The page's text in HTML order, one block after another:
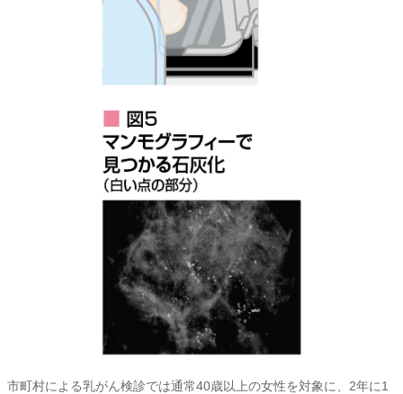
市町村による乳がん検診では通常40歳以上の女性を対象に、2年に1